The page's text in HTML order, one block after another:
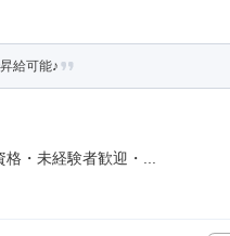
給可能♪
・未経験者歓迎・...